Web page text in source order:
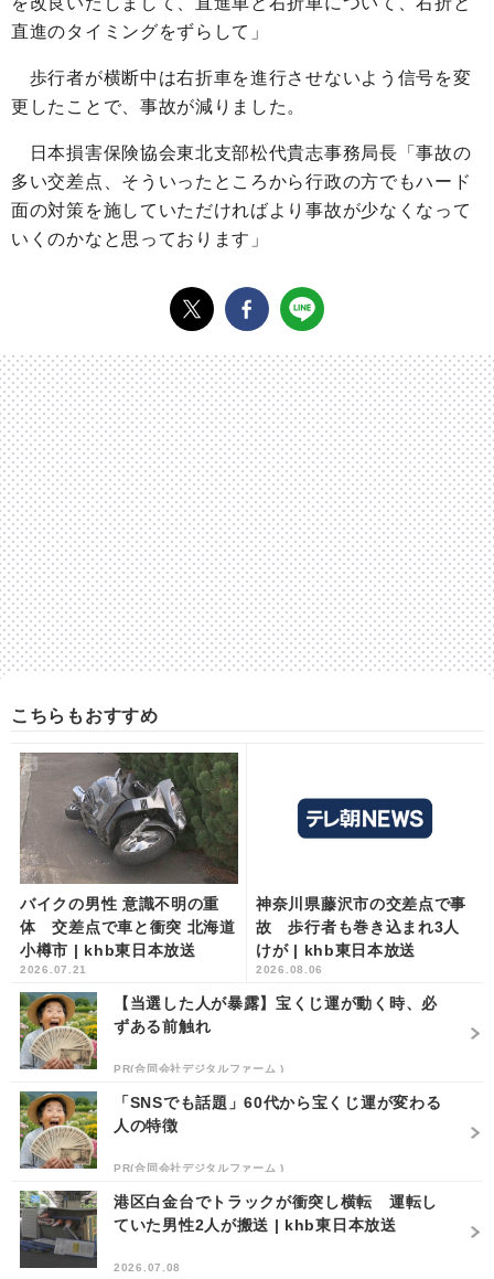
直進のタイミングをずらして」
歩行者が横断中は右折車を進行させないよう信号を変
更したことで、事故が減りました。
日本損害保険協会東北支部松代貴志事務局長「事故の
多い交差点、そういったところから行政の方でもハード
面の対策を施していただければより事故が少なくなって
いくのかなと思っております」
こちらもおすすめ
バイクの男性 意識不明の重
体 交差点で車と衝突 北海道
小樽市 | khb東日本放送
2026.07.21
神奈川県藤沢市の交差点で事
故 歩行者も巻き込まれ3人
けが | khb東日本放送
2026.08.06
【当選した人が暴露】宝くじ運が動く時、必
ずある前触れ
PR(合同会社デジタルファーム )
「SNSでも話題」60代から宝くじ運が変わる
人の特徴
PR(合同会社デジタルファーム )
港区白金台でトラックが衝突し横転 運転し
ていた男性2人が搬送 | khb東日本放送
2026.07.08